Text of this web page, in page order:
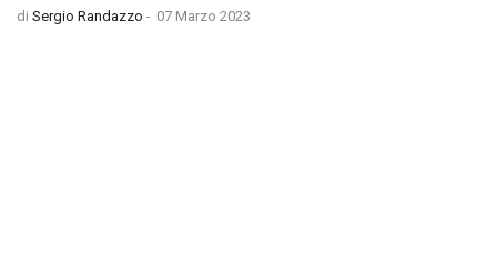
di Sergio Randazzo - 07 Marzo 2023